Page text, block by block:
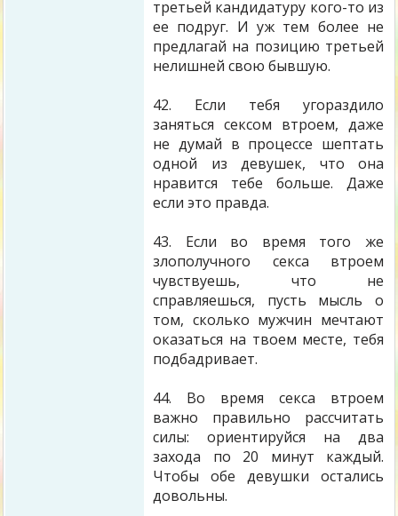
третьей кандидатуру кого-то из
ее подруг. И уж тем более не
предлагай на позицию третьей
нелишней свою бывшую.
42. Если тебя угораздило
заняться сексом втроем, даже
не думай в процессе шептать
одной из девушек, что она
нравится тебе больше. Даже
если это правда.
43. Если во время того же
злополучного секса втроем
чувствуешь, что не
справляешься, пусть мысль о
том, сколько мужчин мечтают
оказаться на твоем месте, тебя
подбадривает.
44. Во время секса втроем
важно правильно рассчитать
силы: ориентируйся на два
захода по 20 минут каждый.
Чтобы обе девушки остались
довольны.